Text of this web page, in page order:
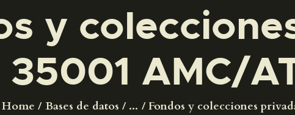
y
35001 AMC/
Home Bases de datos ... Fondos y colecciones
COLECCIONES
DIDÁCTICA
ESPAÑOL